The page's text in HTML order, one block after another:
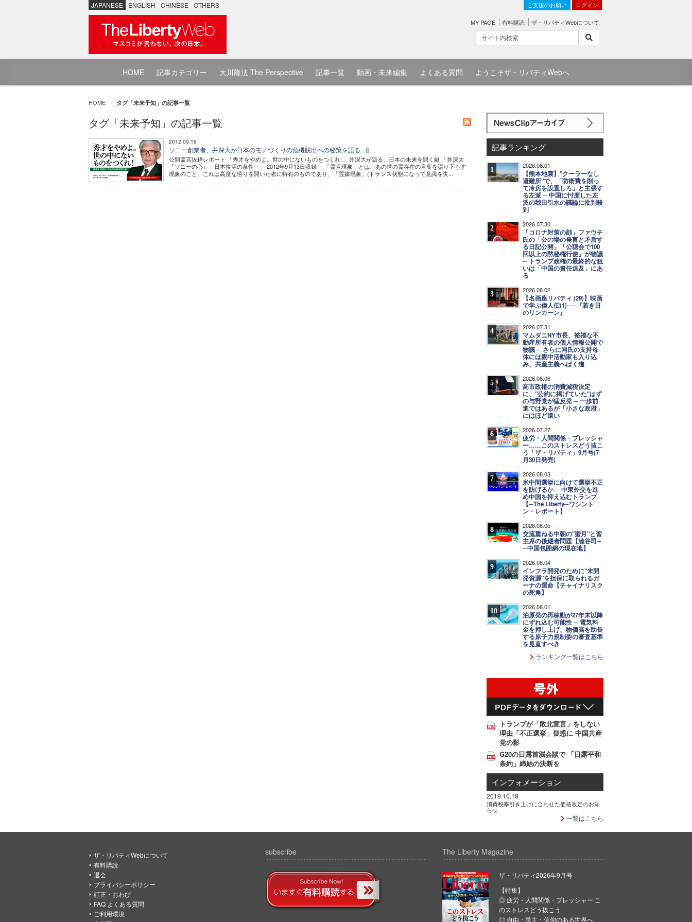
JAPANESE ENGLISH CHINESE OTHERS ご支援のお願い ログイン
MY PAGE 有料購読 ザ・リバティWebについて
HOME 記事カテゴリー 大川隆法 The Perspective 記事一覧 動画・未来編集 よくある質問 ようこそザ・リバティWebへ
HOME タグ「未来予知」の記事一覧
タグ「未来予知」の記事一覧
2012.09.19
ソニー創業者、井深大が日本のモノづくりの危機脱出への秘策を語る
公開霊言抜粋レポート 「秀才をやめよ。世の中にないものをつくれ!」 井深大が語る、日本の未来を開く鍵 「井深大
『ソニーの心』―日本復活の条件―」 2012年9月13日収録 「霊言現象」とは、あの世の霊存在の言葉を語り下ろす
現象のこと。これは高度な悟りを開いた者に特有のものであり、「霊媒現象」(トランス状態になって意識を失...
記事ランキング
1 2026.08.01
【熊本地震】"クーラーなし
避難所"で、「防衛費を削っ
て冷房を設置しろ」と主張す
る左派 ─ 中国に忖度した左
派の我田引水の議論に批判殺
到
2 2026.07.30
「コロナ対策の顔」ファウチ
氏の「公の場の発言と矛盾す
る日記公開」「公聴会で100
回以上の黙秘権行使」が物議
─ トランプ政権の最終的な狙
いは「中国の責任追及」にあ
る
3 2026.08.02
【名画座リバティ (29)】映画
で学ぶ偉人伝(1)──『若き日
のリンカーン』
4 2026.07.31
マムダニNY市長、裕福な不
動産所有者の個人情報公開で
物議 ─ さらに同氏の支持母
体には親中活動家も入り込
み、共産主義へばく進
5 2026.08.06
高市政権の消費減税決定
に、"公約に掲げていた"はず
の与野党が猛反発 ─ 一歩前
進ではあるが「小さな政府」
にはほど遠い
6 2026.07.27
疲労・人間関係・プレッシャ
ー……このストレスどう抜こ
う「ザ・リバティ」9月号(7
月30日発売)
7 2026.08.03
米中間選挙に向けて選挙不正
を防げるか ─ 中東外交を進
め中国を抑え込むトランプ
【─The Liberty─ワシント
ン・レポート】
8 2026.08.05
交流重ねる中朝の"蜜月"と習
主席の後継者問題【澁谷司─
─中国包囲網の現在地】
9 2026.08.04
インフラ開発のために"未開
発資源"を担保に取られるガ
ーナの運命【チャイナリスク
の死角】
10 2026.08.01
泊原発の再稼動が27年末以降
にずれ込む可能性 ─ 電気料
金を押し上げ、物価高を助長
する原子力規制委の審査基準
を見直すべき
ランキング一覧はこちら
トランプが「敗北宣言」をしない
理由「不正選挙」疑惑に 中国共産
党の影
G20の日露首脳会談で 「日露平和
条約」締結の決断を
インフォメーション
2019.10.18
消費税率引き上げに合わせた価格改定のお知
らせ
一覧はこちら
ザ・リバティWebについて
有料購読
退会
プライバシーポリシー
訂正・おわび
FAQ よくある質問
ご利用環境
subscribe The Liberty Magazine
ザ・リバティ2026年9月号
【特集】
◎ 疲労・人間関係・プレッシャー こ
のストレスどう抜こう
◎ 自由・民主・信仰のある世界へ